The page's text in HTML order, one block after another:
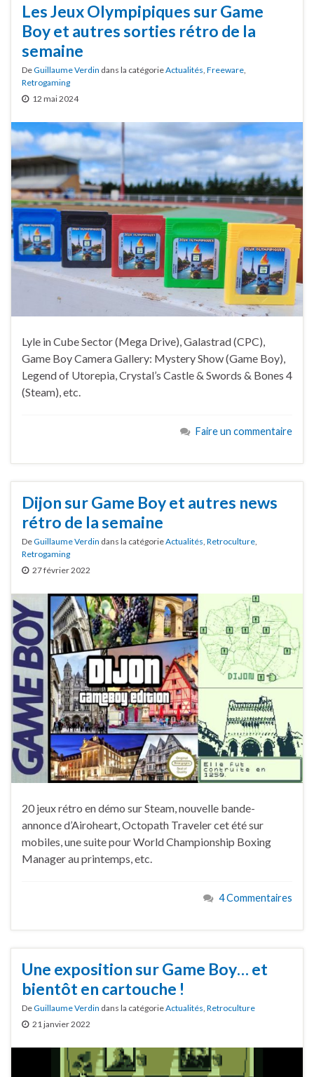
Les Jeux Olympipiques sur Game
Boy et autres sorties rétro de la
semaine
DeGuillaume Verdin dans la catégorieActualités Freeware
Retrogaming
12 mai 2024
Lyle in Cube Sector (Mega Drive), Galastrad (CPC),
Game Boy Camera Gallery: Mystery Show (Game Boy),
Legend of Utorepia, Crystal’s Castle & Swords & Bones 4
(Steam), etc.
Faire un commentaire
Dijon sur Game Boy et autres news
rétro de la semaine
DeGuillaume Verdin dans la catégorieActualités Retroculture
Retrogaming
27 février 2022
20 jeux rétro en démo sur Steam, nouvelle bande-
annonce d’Airoheart, Octopath Traveler cet été sur
mobiles, une suite pour World Championship Boxing
Manager au printemps, etc.
4 Commentaires
Une exposition sur Game Boy… et
bientôt en cartouche !
DeGuillaume Verdin dans la catégorieActualités Retroculture
21 janvier 2022